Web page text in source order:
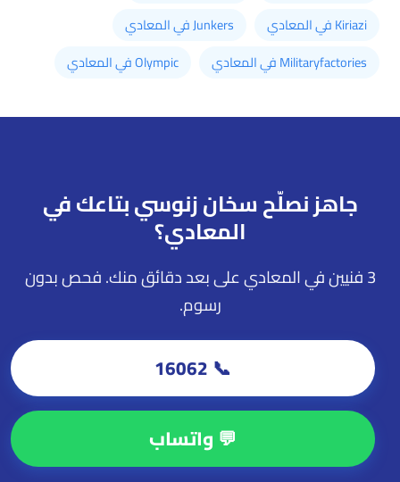
Kiriazi في المعادي
Junkers في المعادي
Militaryfactories في المعادي
Olympic في المعادي
جاهز نصلّح سخان زنوسي بتاعك في
المعادي؟
3 فنيين في المعادي على بعد دقائق منك. فحص بدون
رسوم.
📞 16062
💬 واتساب